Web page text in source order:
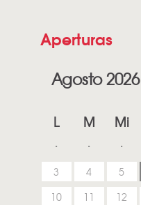
Aperturas
Agosto 2026
L M Mi
3 4 5
10 11 12